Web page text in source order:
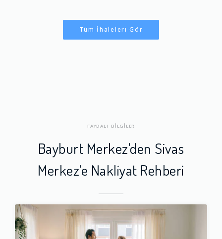
Tüm İhaleleri Gör
FAYDALI BİLGİLER
Bayburt Merkez'den Sivas
Merkez'e Nakliyat Rehberi